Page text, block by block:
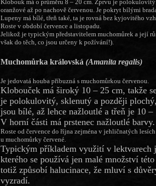
Klobouk má o průměru 8 – 20 cm. Zprvu je
oranžové až po nachově červenou. Je pokryt bílými
Lupeny má bílé, třeň také, ta je rovná bez kyjovitého
Roste v období července a listopadu.
Jelikož je typickým představitelem muchomůrek a její
však do těch, co jsou určeny k požívání!).
Muchomůrka královská (Amanita regalis)
Je jedovatá houba příbuzná s muchomůrkou červenou.
Klobouček má široký 10 – 25 cm, takže
je polokulovitý, sklenutý a později
jsou bílé, až lehce nažloutlé a třeň je 10
V horní části má prstenec nažloutlé barvy.
Roste od července do října zejména v jehličnatých
u muchomůrky červené.
Typickým příkladem využití v lektvarech
kterého se používá jen malé množství
totiž způsobí halucinace, že mluví s
vyzradí.